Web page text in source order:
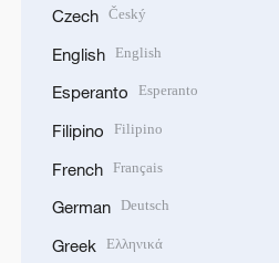
Czech Český
English English
Esperanto Esperanto
Filipino Filipino
French Français
German Deutsch
Greek Ελληνικά